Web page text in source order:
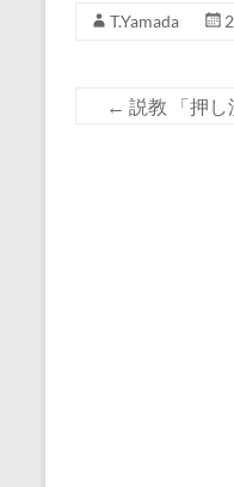
T.Yamada
← 説教 「押